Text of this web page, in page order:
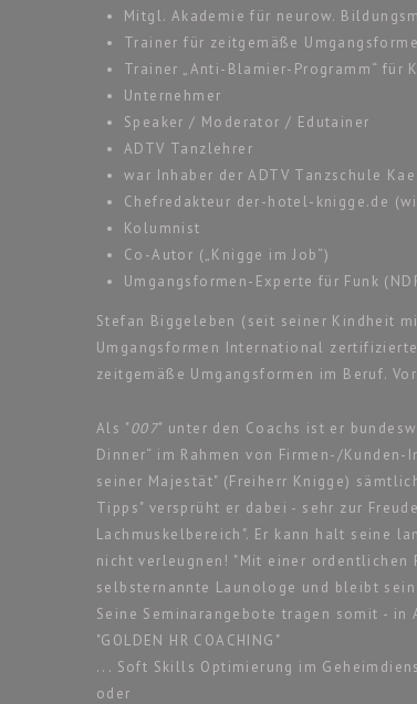
Mitgl. Akademie für neurow.
Trainer für zeitgemäße
Trainer „Anti-Blamier-Programm“ für
Unternehmer
Speaker / Moderator / Edutainer
ADTV Tanzlehrer
war Inhaber der ADTV Tanzschule
Chefredakteur der-hotel-knigge.de
Kolumnist
Co-Autor („Knigge im Job“)
Umgangsformen-Experte für Funk
Stefan Biggeleben (seit seiner Kindheit
Umgangsformen International
zeitgemäße Umgangsformen im Beruf.
Als "007" unter den Coachs ist er
Dinner“ im Rahmen von Firmen-/
seiner Majestät" (Freiherr Knigge)
Tipps" versprüht er dabei - sehr zur
Lachmuskelbereich". Er kann halt seine
nicht verleugnen! "Mit einer ordentlichen
selbsternannte Launologe und bleibt
Seine Seminarangebote tragen somit -
"GOLDEN HR COACHING"
... Soft Skills Optimierung im
oder